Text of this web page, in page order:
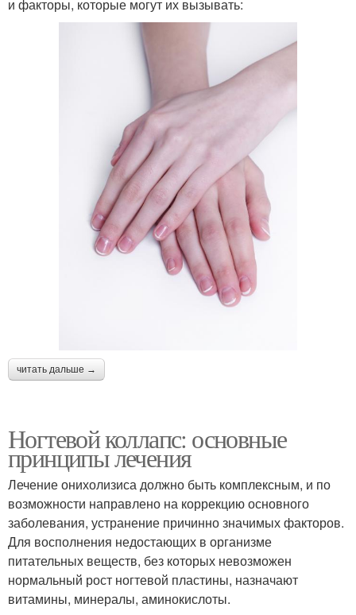
и факторы, которые могут их вызывать:
читать дальше →
Ногтевой коллапс: основные
принципы лечения
Лечение онихолизиса должно быть комплексным, и по
возможности направлено на коррекцию основного
заболевания, устранение причинно значимых факторов.
Для восполнения недостающих в организме
питательных веществ, без которых невозможен
нормальный рост ногтевой пластины, назначают
витамины, минералы, аминокислоты.